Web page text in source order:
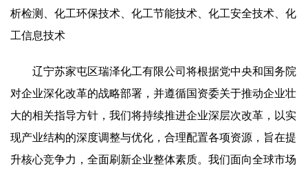
析检测、化工环保技术、化工节能技术、化工安全技术、化
工信息技术
辽宁苏家屯区瑞泽化工有限公司将根据党中央和国务院
对企业深化改革的战略部署，并遵循国资委关于推动企业壮
大的相关指导方针，我们将持续推进企业深层次改革，以实
现产业结构的深度调整与优化，合理配置各项资源，旨在提
升核心竞争力，全面刷新企业整体素质。我们面向全球市场